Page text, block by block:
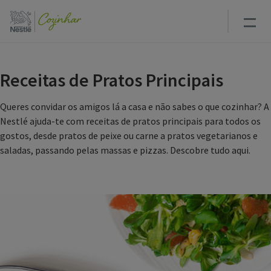
para
Receitas de Pratos Principais
Queres convidar os amigos lá a casa e não sabes o que cozinhar? A
Nestlé ajuda-te com receitas de pratos principais para todos os
gostos, desde pratos de peixe ou carne a pratos vegetarianos e
saladas, passando pelas massas e pizzas. Descobre tudo aqui.